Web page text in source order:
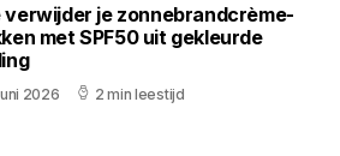
verwijder je zonnebrandcrème-
met SPF50 uit gekleurde
2026 2 min leestijd